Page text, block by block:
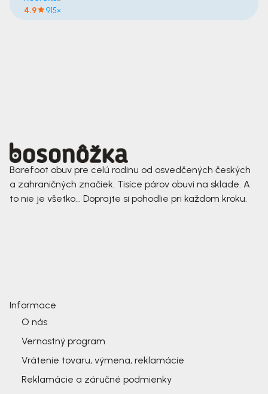
4.9 915×
Barefoot obuv pre celú rodinu od osvedčených českých
a zahraničných značiek. Tisíce párov obuvi na sklade. A
to nie je všetko... Doprajte si pohodlie pri každom kroku.
Informace
O nás
Vernostný program
Vrátenie tovaru, výmena, reklamácie
Reklamácie a záručné podmienky